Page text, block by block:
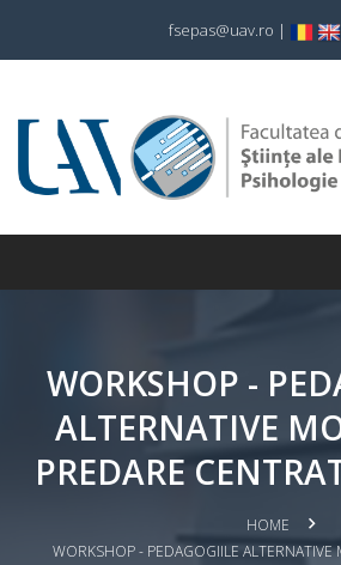
fsepas@uav.ro |
WORKSHOP -
ALTERNATIVE
PREDARE
HOME
WORKSHOP - PEDAGOGIILE ALTERNATIVE